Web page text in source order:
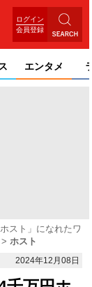
ログイン
会員登録
エンタメ
スト」になれたワ
ホスト
2024年12月08日